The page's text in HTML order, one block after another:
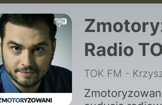
Radio